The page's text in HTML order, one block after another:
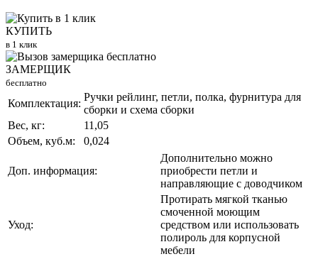
КУПИТЬ
в 1 клик
ЗАМЕРЩИК
бесплатно
Комплектация:
Ручки рейлинг, петли, полка, фурнитура для
сборки и схема сборки
Вес, кг:
11,05
Объем, куб.м:
0,024
Доп. информация:
Дополнительно можно
приобрести петли и
направляющие с доводчиком
Уход:
Протирать мягкой тканью
смоченной моющим
средством или использовать
полироль для корпусной
мебели